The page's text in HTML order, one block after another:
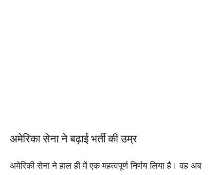
अमेरिका सेना ने बढ़ाई भर्ती की उम्र
अमेरिकी सेना ने हाल ही में एक महत्वपूर्ण निर्णय लिया है। वह अब